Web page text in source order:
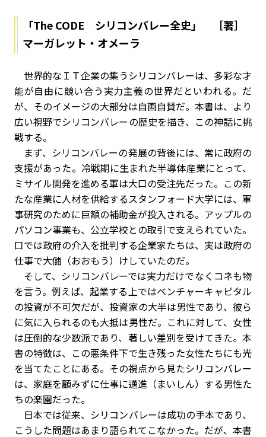
「The CODE シリコンバレー全史」 ［著］
マーガレット・オメーラ
世界的なＩＴ企業の集うシリコンバレーは、多彩な才
能が自由に競い合う実力主義の世界だといわれる。だ
が、そのイメージの大部分は自画自賛だ。本書は、より
広い視野でシリコンバレーの歴史を描き、この神話に挑
戦する。
まず、シリコンバレーの発展の背後には、常に政府の
支援があった。冷戦期に生まれた半導体産業にとって、
ミサイル開発を進める軍は大口の受注先だった。この新
たな産業に人材を供給するスタンフォード大学には、軍
事研究のために巨額の補助金が投入される。アップルの
パソコン事業も、公立学校との取引で支えられていた。
口では政府の介入を批判する企業家たちは、実は政府の
仕事で大儲（おおもう）けしていたのだ。
そして、シリコンバレーでは実力だけでなくコネも物
を言う。例えば、起業する上ではベンチャーキャピタル
の投資が不可欠だが、投資家の大半は男性であり、彼ら
に気に入られるのも大抵は男性だ。これに対して、女性
は圧倒的な少数派であり、著しい差別を受けてきた。本
書の特徴は、この悪条件下で生き残った女性たちにも光
を当てたことにある。その視点から見たシリコンバレー
は、家庭を顧みずに仕事に邁進（まいしん）する男性た
ちの楽園だった。
日本では従来、シリコンバレーは成功の手本であり、
こうした問題はあまり語られてこなかった。だが、本書